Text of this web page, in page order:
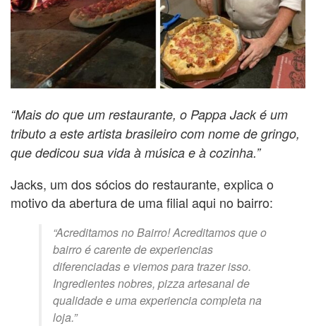
“Mais do que um restaurante, o Pappa Jack é um
tributo a este artista brasileiro com nome de gringo,
que dedicou sua vida à música e à cozinha.”
Jacks, um dos sócios do restaurante, explica o
motivo da abertura de uma filial aqui no bairro:
“Acreditamos no Bairro! Acreditamos que o
bairro é carente de experiencias
diferenciadas e viemos para trazer isso.
Ingredientes nobres, pizza artesanal de
qualidade e uma experiencia completa na
loja.”